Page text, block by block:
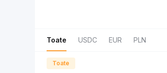
Toate USDC EUR PLN
Toate